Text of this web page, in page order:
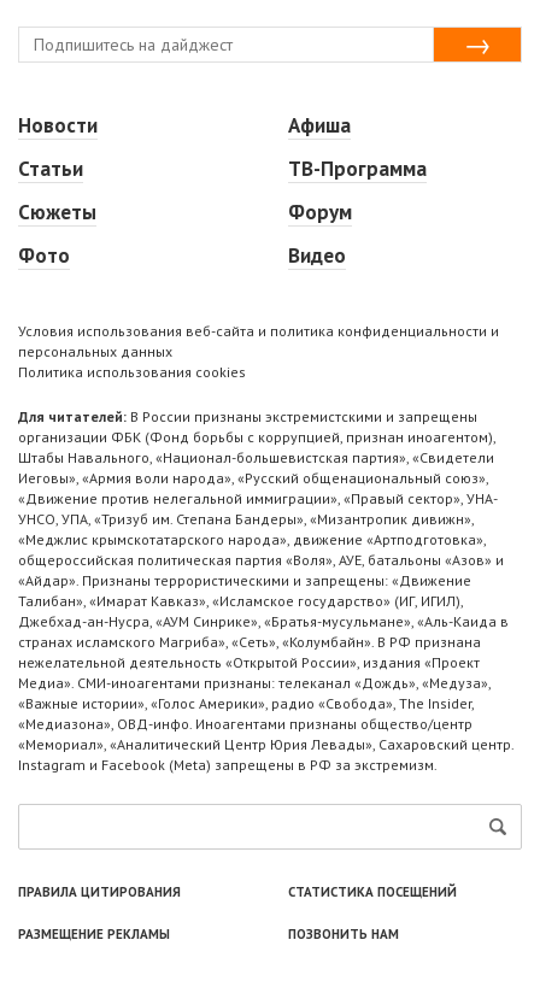
Новости
Статьи
Сюжеты
Фото
Афиша
ТВ-Программа
Форум
Видео
Условия использования веб-сайта и политика конфиденциальности и
персональных данных
Политика использования cookies
Для читателей: В России признаны экстремистскими и запрещены
организации ФБК (Фонд борьбы с коррупцией, признан иноагентом),
Штабы Навального, «Национал-большевистская партия», «Свидетели
Иеговы», «Армия воли народа», «Русский общенациональный союз»,
«Движение против нелегальной иммиграции», «Правый сектор», УНА-
УНСО, УПА, «Тризуб им. Степана Бандеры», «Мизантропик дивижн»,
«Меджлис крымскотатарского народа», движение «Артподготовка»,
общероссийская политическая партия «Воля», АУЕ, батальоны «Азов» и
«Айдар». Признаны террористическими и запрещены: «Движение
Талибан», «Имарат Кавказ», «Исламское государство» (ИГ, ИГИЛ),
Джебхад-ан-Нусра, «АУМ Синрике», «Братья-мусульмане», «Аль-Каида в
странах исламского Магриба», «Сеть», «Колумбайн». В РФ признана
нежелательной деятельность «Открытой России», издания «Проект
Медиа». СМИ-иноагентами признаны: телеканал «Дождь», «Медуза»,
«Важные истории», «Голос Америки», радио «Свобода», The Insider,
«Медиазона», ОВД-инфо. Иноагентами признаны общество/центр
«Мемориал», «Аналитический Центр Юрия Левады», Сахаровский центр.
Instagram и Facebook (Metа) запрещены в РФ за экстремизм.
ПРАВИЛА ЦИТИРОВАНИЯ СТАТИСТИКА ПОСЕЩЕНИЙ
РАЗМЕЩЕНИЕ РЕКЛАМЫ ПОЗВОНИТЬ НАМ